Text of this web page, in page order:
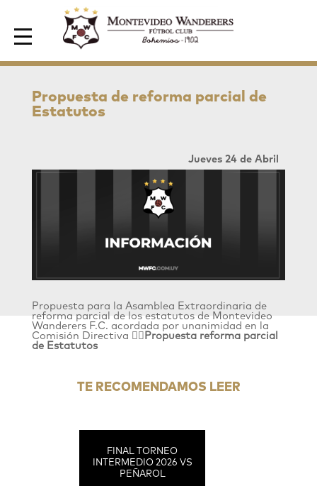
Area de Socios
Propuesta de reforma parcial de
Estatutos
Jueves 24 de Abril
Propuesta para la Asamblea Extraordinaria de
reforma parcial de los estatutos de Montevideo
Wanderers F.C. acordada por unanimidad en la
Comisión Directiva 👉🏻 Propuesta reforma parcial
de Estatutos
TE RECOMENDAMOS LEER
FINAL TORNEO
INTERMEDIO 2026 VS
PEÑAROL